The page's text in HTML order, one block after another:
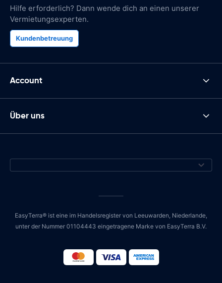
Hilfe erforderlich? Dann wende dich an einen unserer
Vermietungsexperten.
Kundenbetreuung
Account
Über uns
EasyTerra® ist eine im Handelsregister von Leeuwarden, Niederlande,
unter der Nummer 01104443 eingetragene Marke von EasyTerra B.V.